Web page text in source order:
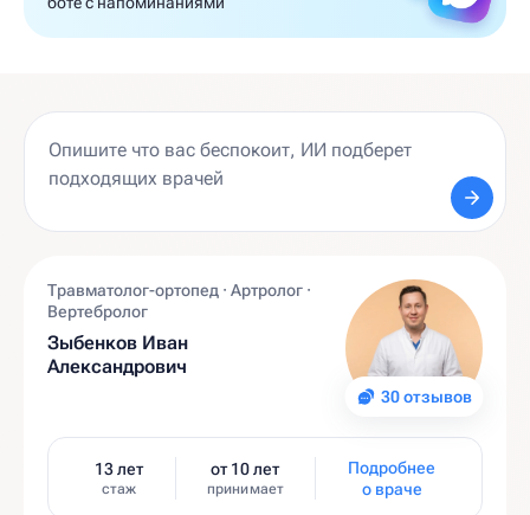
30 отзывов
Травматолог-ортопед · Артролог ·
Вертебролог
Зыбенков Иван
Александрович
13 лет
стаж
от 10 лет
принимает
Подробнее
о враче